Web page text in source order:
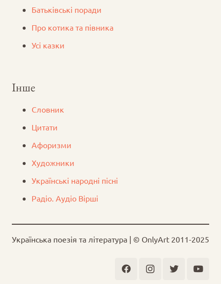
Батьківські поради
Про котика та півника
Усі казки
Інше
Словник
Цитати
Афоризми
Художники
Українські народні пісні
Радіо. Аудіо Вірші
Українська поезія та література | © OnlyArt 2011-2025